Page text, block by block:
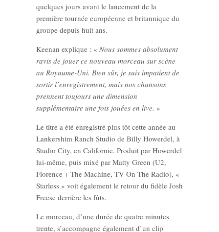
quelques jours avant le lancement de la
première tournée européenne et britannique du
groupe depuis huit ans.
Keenan explique : « Nous sommes absolument
ravis de jouer ce nouveau morceau sur scène
au Royaume-Uni. Bien sûr, je suis impatient de
sortir l’enregistrement, mais nos chansons
prennent toujours une dimension
supplémentaire une fois jouées en live. »
Le titre a été enregistré plus tôt cette année au
Lankershim Ranch Studio de Billy Howerdel, à
Studio City, en Californie. Produit par Howerdel
lui-même, puis mixé par Matty Green (U2,
Florence + The Machine, TV On The Radio), «
Starless » voit également le retour du fidèle Josh
Freese derrière les fûts.
Le morceau, d’une durée de quatre minutes
trente, s’accompagne également d’un clip